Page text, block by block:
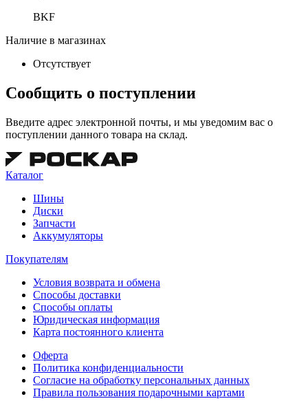
BKF
Наличие в магазинах
Отсутствует
Сообщить о поступлении
Введите адрес электронной почты, и мы уведомим вас о
поступлении данного товара на склад.
Каталог
Шины
Диски
Запчасти
Аккумуляторы
Покупателям
Условия возврата и обмена
Способы доставки
Способы оплаты
Юридическая информация
Карта постоянного клиента
Оферта
Политика конфиденциальности
Согласие на обработку персональных данных
Правила пользования подарочными картами